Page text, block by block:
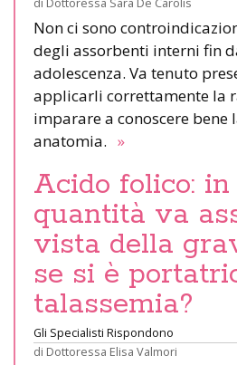
Non ci sono
degli assorbenti interni fin
adolescenza. Va tenuto
applicarli correttamente la
imparare a conoscere bene
anatomia. »
Acido folico: in
quantità va
vista della
se si è
talassemia?
Gli Specialisti Rispondono
di Dottoressa Elisa Valmori